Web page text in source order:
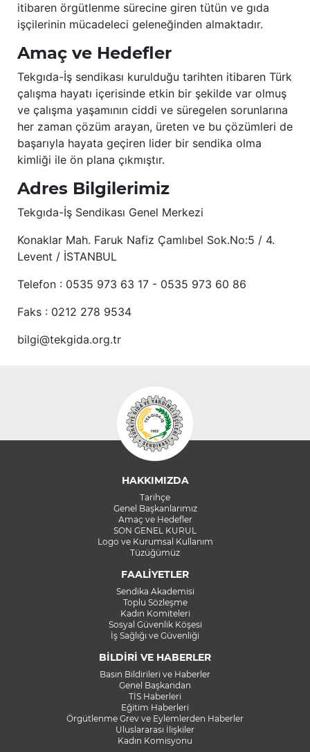
itibaren örgütlenme sürecine giren tütün ve gıda
işçilerinin mücadeleci geleneğinden almaktadır.
Amaç ve Hedefler
Tekgıda-İş sendikası kurulduğu tarihten itibaren Türk
çalışma hayatı içerisinde etkin bir şekilde var olmuş
ve çalışma yaşamının ciddi ve süregelen sorunlarına
her zaman çözüm arayan, üreten ve bu çözümleri de
başarıyla hayata geçiren lider bir sendika olma
kimliği ile ön plana çıkmıştır.
Adres Bilgilerimiz
Tekgıda-İş Sendikası Genel Merkezi
Konaklar Mah. Faruk Nafiz Çamlıbel Sok.No:5 / 4.
Levent / İSTANBUL
Telefon : 0535 973 63 17 - 0535 973 60 86
Faks : 0212 278 9534
bilgi@tekgida.org.tr
HAKKIMIZDA
Tarihçe
Genel Başkanlarımız
Amaç ve Hedefler
SON GENEL KURUL
Logo ve Kurumsal Kullanım
Tüzüğümüz
FAALİYETLER
Sendika Akademisi
Toplu Sözleşme
Kadın Komiteleri
Sosyal Güvenlik Köşesi
İş Sağlığı ve Güvenliği
BİLDİRİ VE HABERLER
Basın Bildirileri ve Haberler
Genel Başkandan
TİS Haberleri
Eğitim Haberleri
Örgütlenme Grev ve Eylemlerden Haberler
Uluslararası İlişkiler
Kadın Komisyonu